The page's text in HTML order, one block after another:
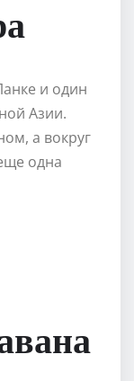
и один
Азии.
а вокруг
одна